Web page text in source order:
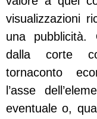
visualizzazioni
una pubblicità.
dalla corte
tornaconto
l’asse
eventuale o,